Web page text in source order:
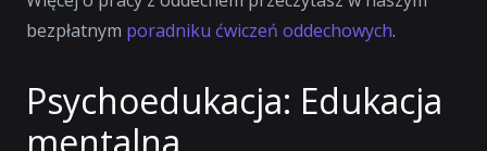
bezpłatnym poradniku ćwiczeń oddechowych.
Psychoedukacja: Edukacja
mentalna